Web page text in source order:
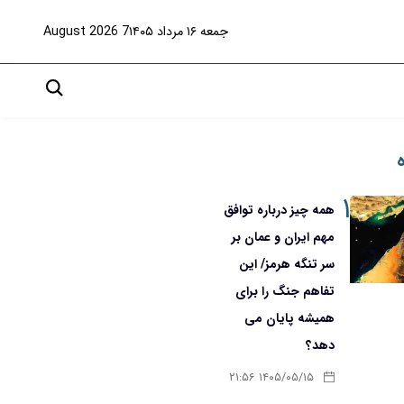
جمعه ۱۶ مرداد ۱۴۰۵ 7 August 2026
۱ همه چیز درباره توافق
مهم ایران و عمان بر
سر تنگه هرمز/ این
تفاهم جنگ را برای
همیشه پایان می
دهد؟
۱۴۰۵/۰۵/۱۵ ۲۱:۵۶